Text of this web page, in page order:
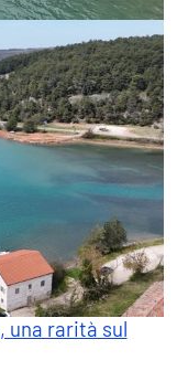
una rarità sul